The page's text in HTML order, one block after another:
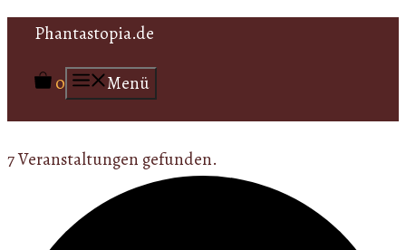
Zum
springen
Phantastopia.de
0 Menü
7 Veranstaltungen gefunden.